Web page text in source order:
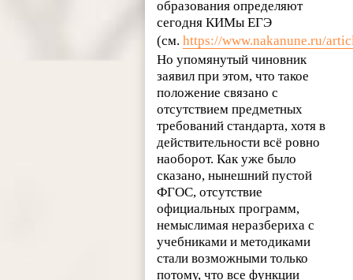
образования определяют
сегодня КИМы ЕГЭ
(см.https://www.nakanune.ru/
Но упомянутый чиновник
заявил при этом, что такое
положение связано с
отсутствием предметных
требований стандарта, хотя в
действительности всё ровно
наоборот. Как уже было
сказано, нынешний пустой
ФГОС, отсутствие
официальных программ,
немыслимая неразбериха с
учебниками и методиками
стали возможными только
потому, что все функции